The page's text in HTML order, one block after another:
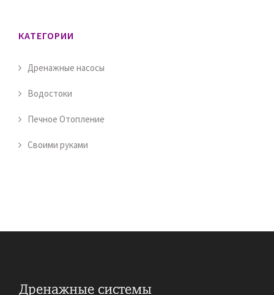
КАТЕГОРИИ
Дренажные насосы
Водостоки
Печное Отопление
Своими руками